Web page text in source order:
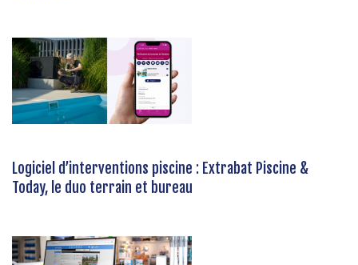
Logiciel d’interventions piscine : Extrabat Piscine &
Today, le duo terrain et bureau